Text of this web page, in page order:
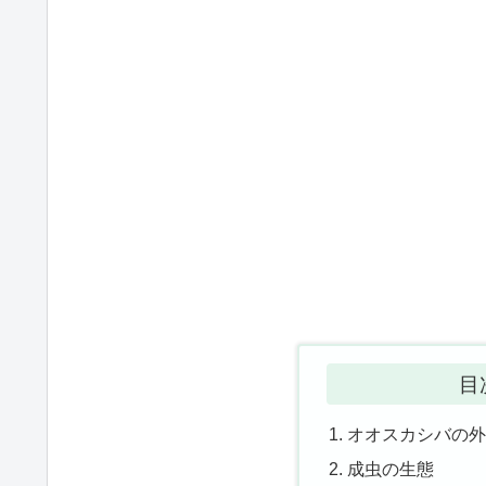
目
オオスカシバの
成虫の生態